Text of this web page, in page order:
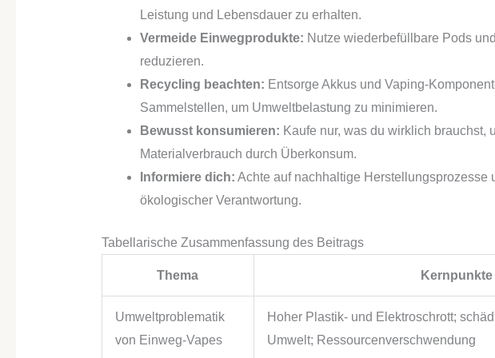
Leistung und Lebensdauer zu erhalten.
Vermeide Einwegprodukte: Nutze wiederbefüllbare Pods
reduzieren.
Recycling beachten: Entsorge Akkus und Vaping-
Sammelstellen, um Umweltbelastung zu minimieren.
Bewusst konsumieren: Kaufe nur, was du wirklich brauchst,
Materialverbrauch durch Überkonsum.
Informiere dich: Achte auf nachhaltige Herstellungsprozesse
ökologischer Verantwortung.
Tabellarische Zusammenfassung des Beitrags
Thema Kernpunkte
Umweltproblematik
von Einweg-Vapes
Hoher Plastik- und Elektroschrott;
Umwelt; Ressourcenverschwendung